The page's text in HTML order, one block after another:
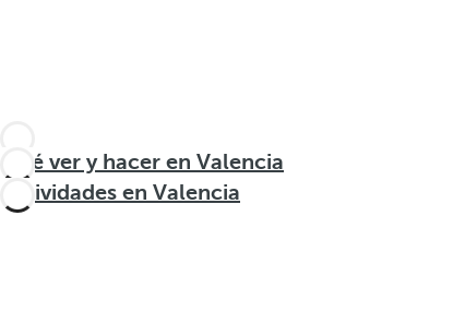
Qué ver y hacer en Valencia
Actividades en Valencia